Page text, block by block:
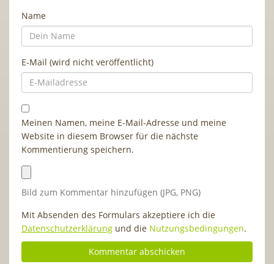
Name
E-Mail (wird nicht veröffentlicht)
Meinen Namen, meine E-Mail-Adresse und meine
Website in diesem Browser für die nächste
Kommentierung speichern.
Bild zum Kommentar hinzufügen (JPG, PNG)
Mit Absenden des Formulars akzeptiere ich die
Datenschutzerklärung und die Nutzungsbedingungen.